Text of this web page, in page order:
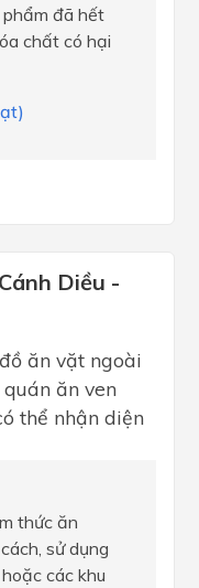
phẩm đã hết
chất có hại
Diều -
ăn vặt ngoài
ăn ven
thể nhận diện
thức ăn
sử dụng
các khu